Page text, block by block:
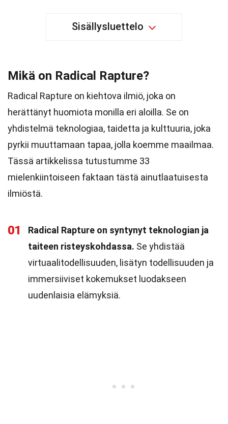
Sisällysluettelo
Mikä on Radical Rapture?
Radical Rapture on kiehtova ilmiö, joka on
herättänyt huomiota monilla eri aloilla. Se on
yhdistelmä teknologiaa, taidetta ja kulttuuria, joka
pyrkii muuttamaan tapaa, jolla koemme maailmaa.
Tässä artikkelissa tutustumme 33
mielenkiintoiseen faktaan tästä ainutlaatuisesta
ilmiöstä.
01
Radical Rapture on syntynyt teknologian ja
taiteen risteyskohdassa. Se yhdistää
virtuaalitodellisuuden, lisätyn todellisuuden ja
immersiiviset kokemukset luodakseen
uudenlaisia elämyksiä.